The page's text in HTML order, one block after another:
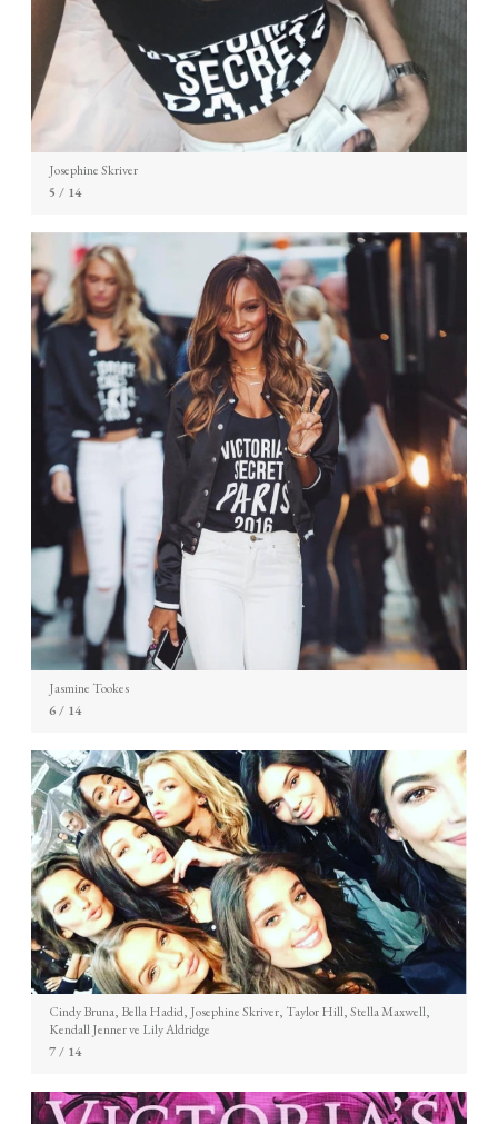
Josephine Skriver
5 / 14
Jasmine Tookes
6/ 14
Cindy Bruna, Bella Hadid, Josephine Skriver, Taylor Hill, Stella Maxwell,
Kendall Jenner ve Lily Aldridge
7/ 14